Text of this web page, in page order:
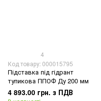
4
Код товару: 000015795
Підставка під гідрант
тупикова ППОФ Ду 200 мм
4 893.00 грн. з ПДВ